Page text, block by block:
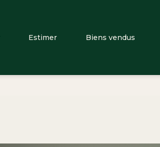
Estimer Biens vendus